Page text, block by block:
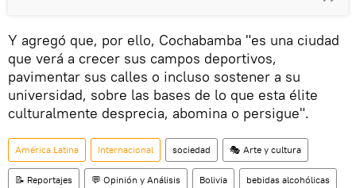
Y agregó que, por ello, Cochabamba "es una ciudad
que verá a crecer sus campos deportivos,
pavimentar sus calles o incluso sostener a su
universidad, sobre las bases de lo que esta élite
culturalmente desprecia, abomina o persigue".
América Latina Internacional sociedad 🎭 Arte y cultura
📝 Reportajes 💬 Opinión y Análisis Bolivia bebidas alcohólicas